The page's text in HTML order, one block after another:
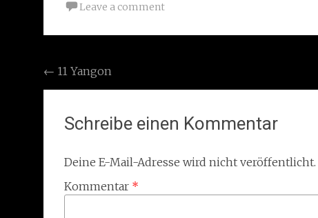
Leave a comment
Post
navigation
← 11 Yangon
Schreibe einen Kommentar
Deine E-Mail-Adresse wird nicht veröffentlicht.
Kommentar *